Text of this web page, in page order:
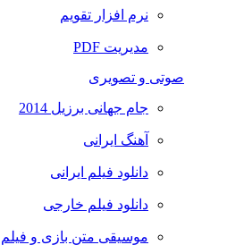
نرم افزار تقویم
مدیریت PDF
صوتی و تصویری
جام جهانی برزیل 2014
آهنگ ایرانی
دانلود فیلم ایرانی
دانلود فیلم خارجی
موسیقی متن بازی و فیلم